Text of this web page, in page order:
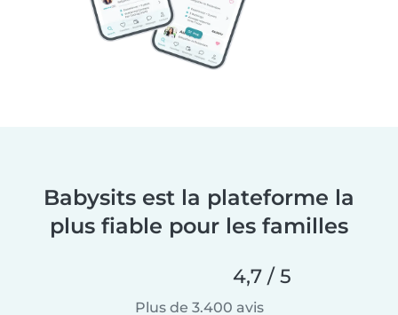
Babysits est la plateforme la
plus fiable pour les familles
4,7 / 5
Plus de 3.400 avis